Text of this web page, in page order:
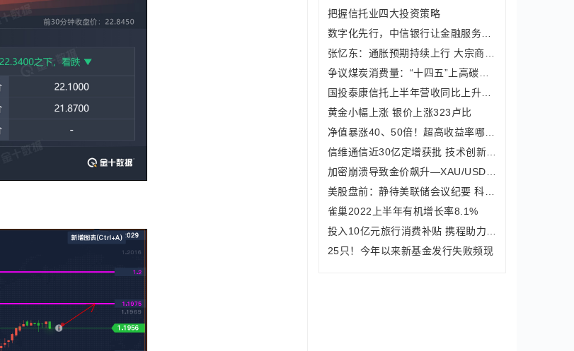
把握信托业四大投资策略
黄金小幅上涨 银价上涨323卢比
雀巢2022上半年有机增长率8.1%
25只！今年以来新基金发行失败频现